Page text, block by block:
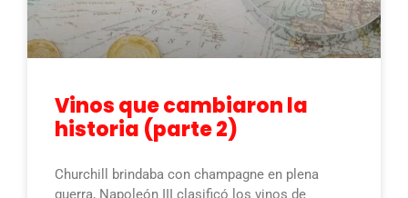
Vinos que cambiaron la
historia (parte 2)
Churchill brindaba con champagne en plena